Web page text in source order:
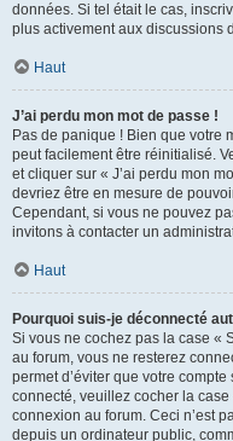
données. Si tel était le cas,
plus activement aux discussions
Haut
J’ai perdu mon mot de passe !
Pas de panique ! Bien que votre
peut facilement être réinitialisé.
et cliquer sur « J’ai perdu mon
devriez être en mesure de
Cependant, si vous ne pouvez
invitons à contacter un
Haut
Pourquoi suis-je déconnecté
Si vous ne cochez pas la case «
au forum, vous ne resterez
permet d’éviter que votre
connecté, veuillez cocher la
connexion au forum. Ceci n’est
depuis un ordinateur public,